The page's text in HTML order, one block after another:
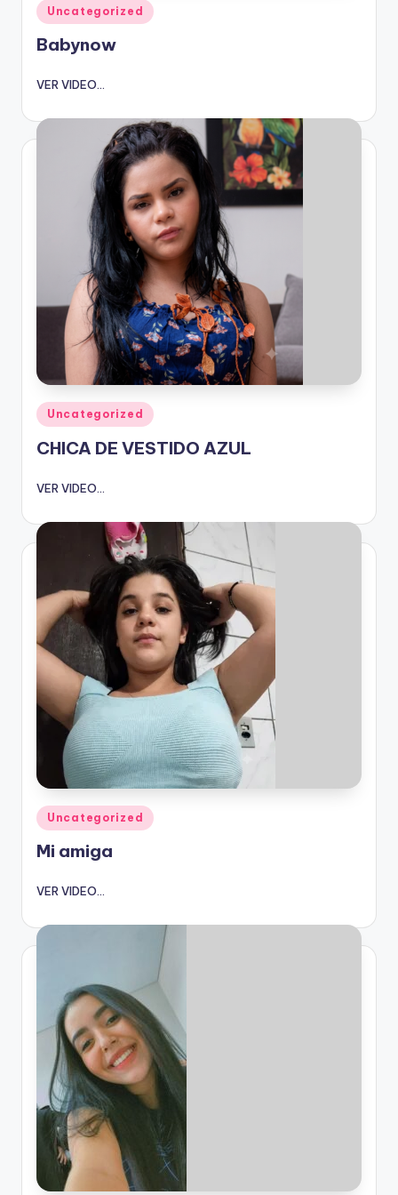
Publicado
en
Uncategorized
Babynow
VER VIDEO...
Publicado
en
Uncategorized
CHICA DE VESTIDO AZUL
VER VIDEO...
Publicado
en
Uncategorized
Mi amiga
VER VIDEO...